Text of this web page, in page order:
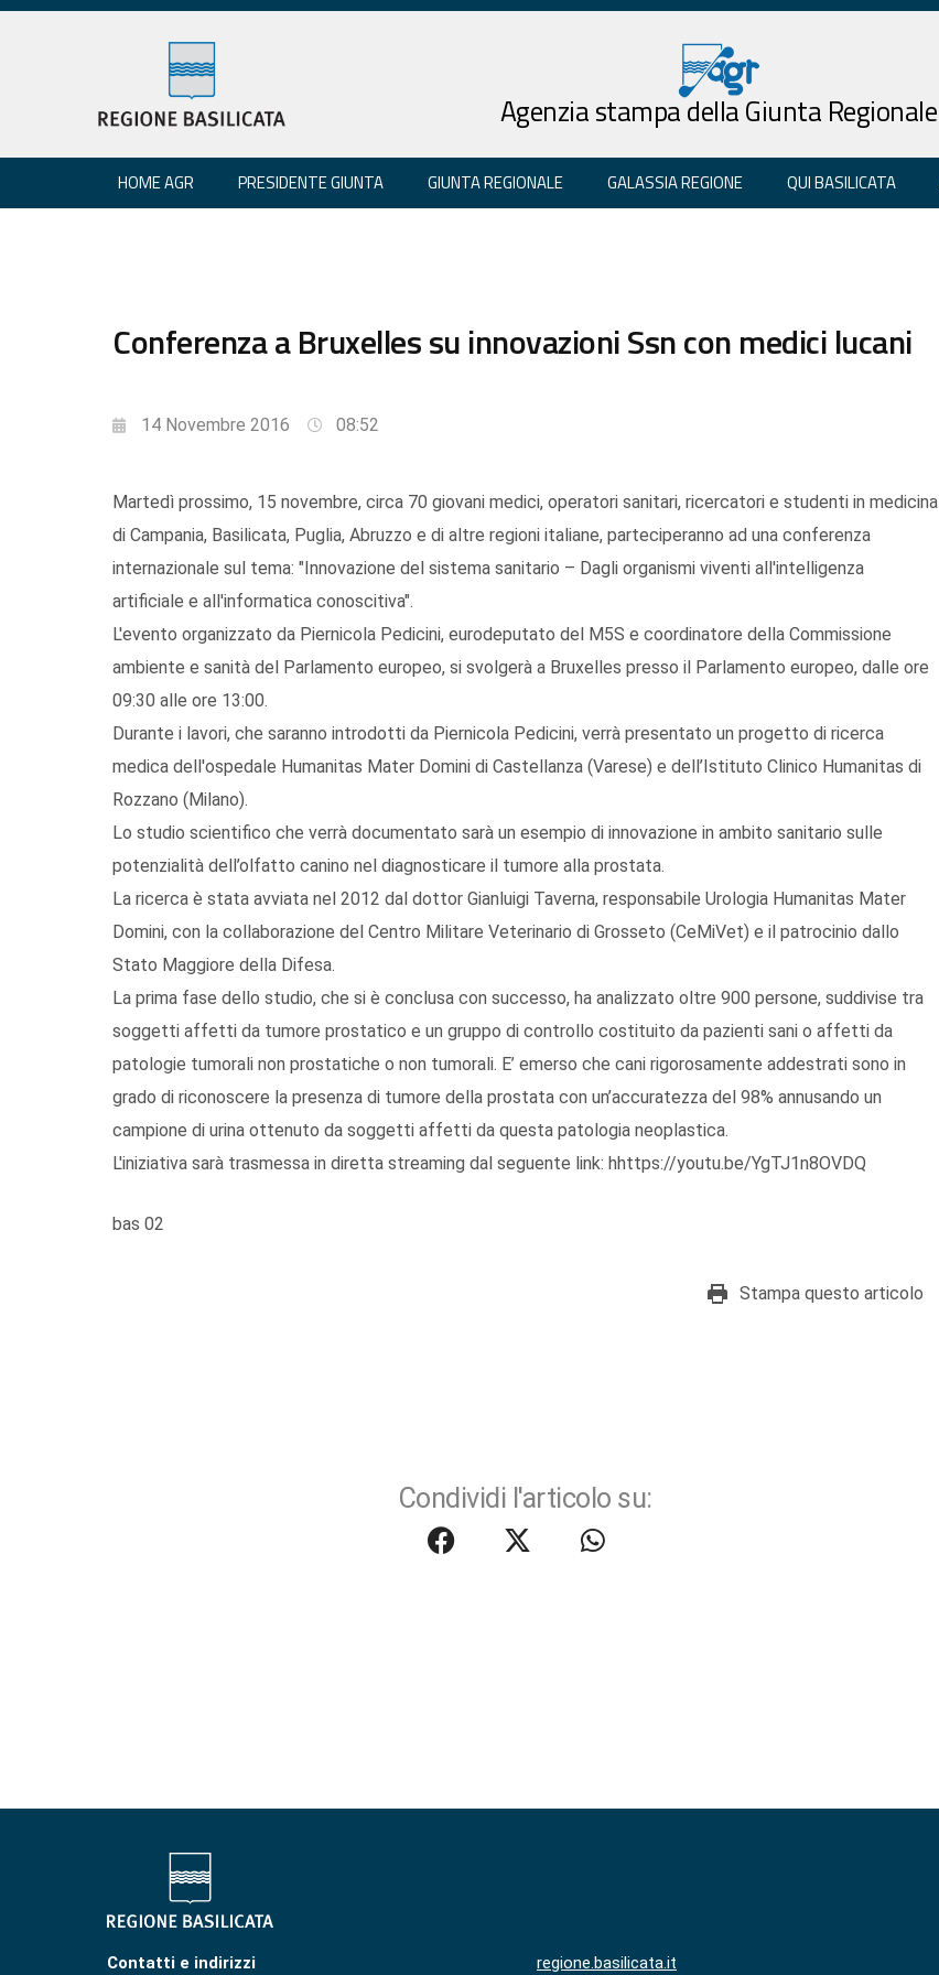
Agenzia stampa della Giunta Regionale
HOME AGR PRESIDENTE GIUNTA GIUNTA REGIONALE GALASSIA REGIONE QUI BASILICATA
Conferenza a Bruxelles su innovazioni Ssn con medici lucani
14 Novembre 2016 08:52
Martedì prossimo, 15 novembre, circa 70 giovani medici, operatori sanitari, ricercatori e studenti in medicina
di Campania, Basilicata, Puglia, Abruzzo e di altre regioni italiane, parteciperanno ad una conferenza
internazionale sul tema: "Innovazione del sistema sanitario – Dagli organismi viventi all'intelligenza
artificiale e all'informatica conoscitiva".
L'evento organizzato da Piernicola Pedicini, eurodeputato del M5S e coordinatore della Commissione
ambiente e sanità del Parlamento europeo, si svolgerà a Bruxelles presso il Parlamento europeo, dalle ore
09:30 alle ore 13:00.
Durante i lavori, che saranno introdotti da Piernicola Pedicini, verrà presentato un progetto di ricerca
medica dell'ospedale Humanitas Mater Domini di Castellanza (Varese) e dell’Istituto Clinico Humanitas di
Rozzano (Milano).
Lo studio scientifico che verrà documentato sarà un esempio di innovazione in ambito sanitario sulle
potenzialità dell’olfatto canino nel diagnosticare il tumore alla prostata.
La ricerca è stata avviata nel 2012 dal dottor Gianluigi Taverna, responsabile Urologia Humanitas Mater
Domini, con la collaborazione del Centro Militare Veterinario di Grosseto (CeMiVet) e il patrocinio dallo
Stato Maggiore della Difesa.
La prima fase dello studio, che si è conclusa con successo, ha analizzato oltre 900 persone, suddivise tra
soggetti affetti da tumore prostatico e un gruppo di controllo costituito da pazienti sani o affetti da
patologie tumorali non prostatiche o non tumorali. E’ emerso che cani rigorosamente addestrati sono in
grado di riconoscere la presenza di tumore della prostata con un’accuratezza del 98% annusando un
campione di urina ottenuto da soggetti affetti da questa patologia neoplastica.
L'iniziativa sarà trasmessa in diretta streaming dal seguente link: hhttps://youtu.be/YgTJ1n8OVDQ
bas 02
Stampa questo articolo
Condividi l'articolo su:
Contatti e indirizzi regione.basilicata.it